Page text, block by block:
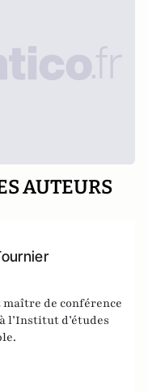
AUTEURS
maître de conférence
l’Institut d’études